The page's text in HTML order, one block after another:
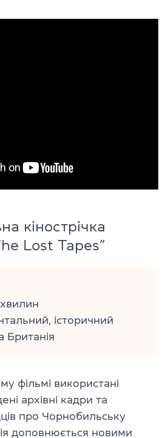
кінострічка
Lost Tapes”
історичний
Британія
фільмі використані
архівні кадри та
про Чорнобильську
доповнюється новими